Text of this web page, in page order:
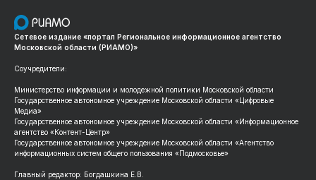
Сетевое издание «портал Региональное информационное агентство
Московской области (РИАМО)»
Соучредители:
Министерство информации и молодежной политики Московской области
Государственное автономное учреждение Московской области «Цифровые
Медиа»
Государственное автономное учреждение Московской области «Информационное
агентство «Контент-Центр»
Государственное автономное учреждение Московской области «Агентство
информационных систем общего пользования «Подмосковье»
Главный редактор: Богдашкина Е.В.